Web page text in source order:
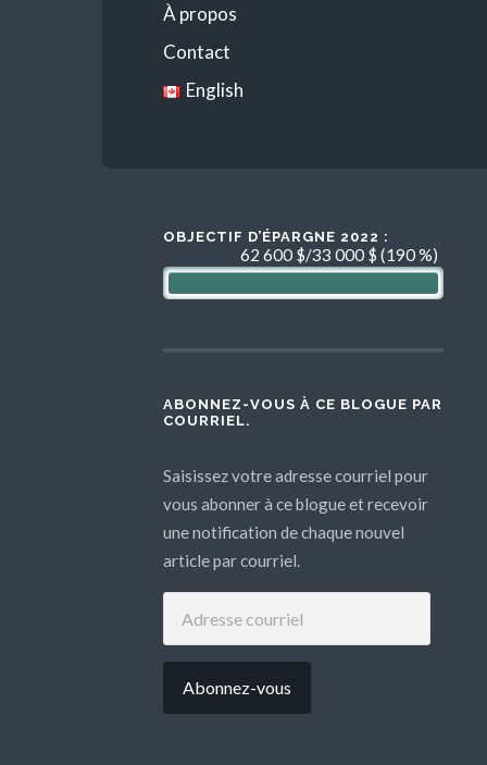
À propos
Contact
English
OBJECTIF D’ÉPARGNE 2022 :
62 600 $/33 000 $ (190 %)
ABONNEZ-VOUS À CE BLOGUE PAR
COURRIEL.
Saisissez votre adresse courriel pour
vous abonner à ce blogue et recevoir
une notification de chaque nouvel
article par courriel.
COURRIEL
Abonnez-vous